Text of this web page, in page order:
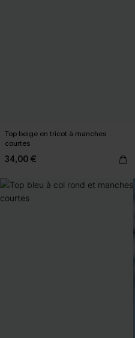
Top beige en tricot à manches
courtes
34,00 €